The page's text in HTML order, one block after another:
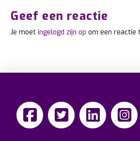
Geef een reactie
Je moetingelogd zijn op om een reactie